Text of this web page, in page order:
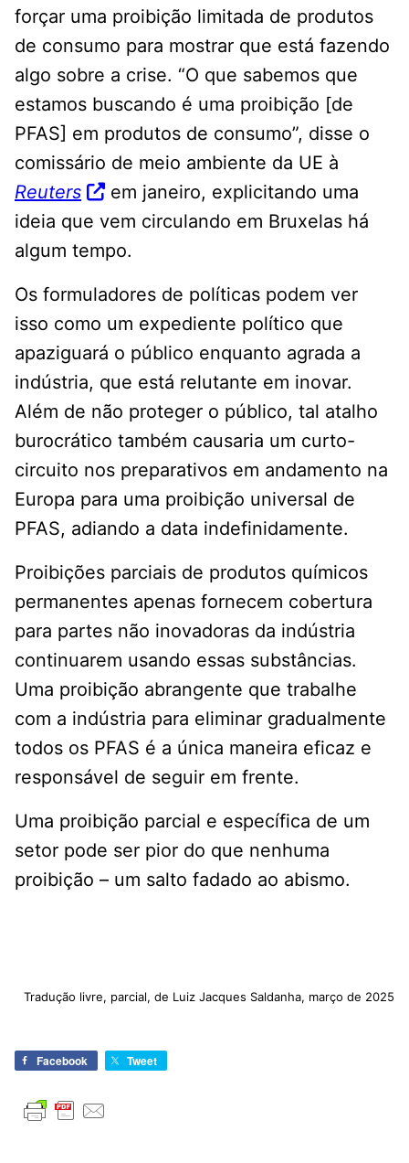
forçar uma proibição limitada de produtos
de consumo para mostrar que está fazendo
algo sobre a crise. “O que sabemos que
estamos buscando é uma proibição [de
PFAS] em produtos de consumo”, disse o
comissário de meio ambiente da UE à
Reuters
em janeiro, explicitando uma
ideia que vem circulando em Bruxelas há
algum tempo.
Os formuladores de políticas podem ver
isso como um expediente político que
apaziguará o público enquanto agrada a
indústria, que está relutante em inovar.
Além de não proteger o público, tal atalho
burocrático também causaria um curto-
circuito nos preparativos em andamento na
Europa para uma proibição universal de
PFAS, adiando a data indefinidamente.
Proibições parciais de produtos químicos
permanentes apenas fornecem cobertura
para partes não inovadoras da indústria
continuarem usando essas substâncias.
Uma proibição abrangente que trabalhe
com a indústria para eliminar gradualmente
todos os PFAS é a única maneira eficaz e
responsável de seguir em frente.
Uma proibição parcial e específica de um
setor pode ser pior do que nenhuma
proibição – um salto fadado ao abismo.
Tradução livre, parcial, de Luiz Jacques Saldanha, março de 2025
Facebook Tweet